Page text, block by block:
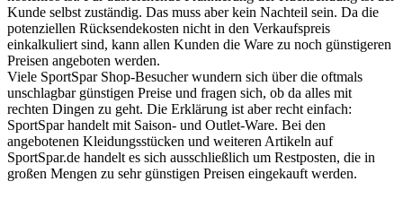
Kunde selbst zuständig. Das muss aber kein Nachteil sein. Da die
potenziellen Rücksendekosten nicht in den Verkaufspreis
einkalkuliert sind, kann allen Kunden die Ware zu noch günstigeren
Preisen angeboten werden.
Viele SportSpar Shop-Besucher wundern sich über die oftmals
unschlagbar günstigen Preise und fragen sich, ob da alles mit
rechten Dingen zu geht. Die Erklärung ist aber recht einfach:
SportSpar handelt mit Saison- und Outlet-Ware. Bei den
angebotenen Kleidungsstücken und weiteren Artikeln auf
SportSpar.de handelt es sich ausschließlich um Restposten, die in
großen Mengen zu sehr günstigen Preisen eingekauft werden.